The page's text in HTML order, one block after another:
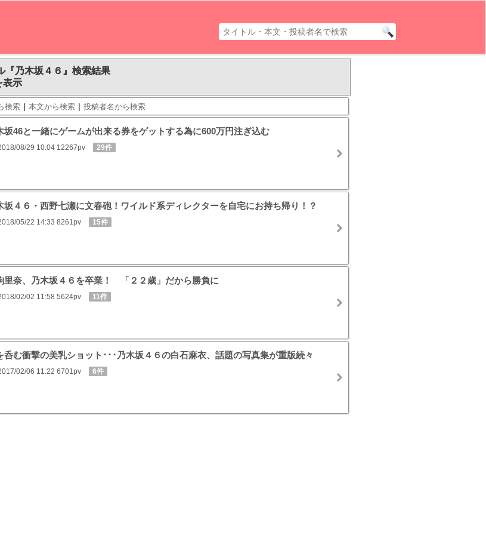
『乃木坂４６』検索結果
表示
検索 | 本文から検索 | 投稿者名から検索
坂46と一緒にゲームが出来る券をゲットする為に600万円注ぎ込む
08/29 10:04 12267pv 29件
坂４６・西野七瀬に文春砲！ワイルド系ディレクターを自宅にお持ち帰り！？
05/22 14:33 8261pv 15件
里奈、乃木坂４６を卒業！ 「２２歳」だから勝負に
02/02 11:58 5624pv 11件
呑む衝撃の美乳ショット･･･乃木坂４６の白石麻衣、話題の写真集が重版続々
02/06 11:22 6701pv 6件